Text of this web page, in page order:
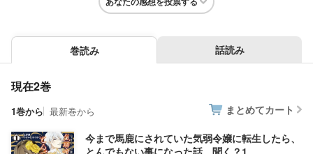
巻読み 話読み
現在2巻
1巻から 最新巻から まとめてカート
今まで馬鹿にされていた気弱令嬢に転生したら、